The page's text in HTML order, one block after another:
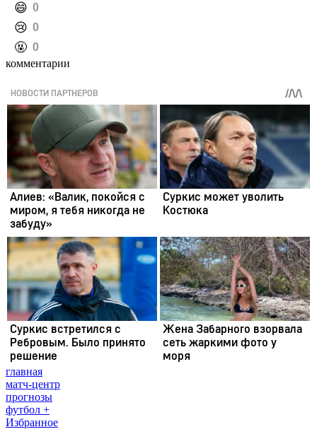
️😄 0
️😢 0
️🤬 0
комментарии
главная
матч-центр
прогнозы
футбол +
Избранное